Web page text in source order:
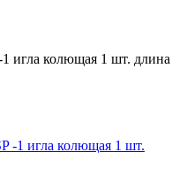
игла колющая 1 шт. длина